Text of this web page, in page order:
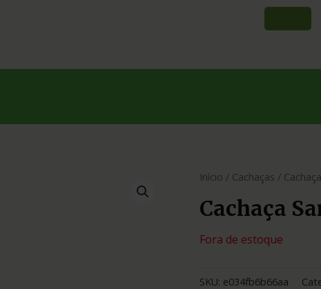
Início / Cachaças /
Cachaça
Fora de estoque
SKU: e034fb6b66aa